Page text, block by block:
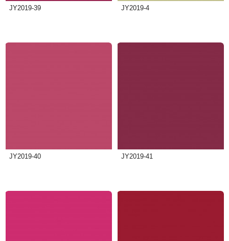
JY2019-39 JY2019-4
JY2019-40 JY2019-41